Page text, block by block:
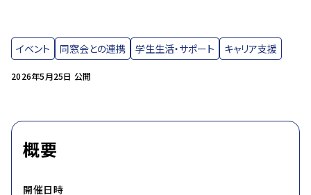
2026年5月25日 公開
イベント 同窓会との連携 学生生活・サポート キャリア支援
概要
開催日時